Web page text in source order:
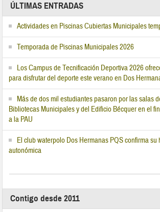
ÚLTIMAS ENTRADAS
Actividades en Piscinas Cubiertas Municipales
Temporada de Piscinas Municipales 2026
Los Campus de Tecnificación Deportiva 2026
para disfrutar del deporte este verano en Dos
Más de dos mil estudiantes pasaron por las salas
Bibliotecas Municipales y del Edificio Bécquer en el
a la PAU
El club waterpolo Dos Hermanas PQS confirma su
autonómica
Contigo desde 2011